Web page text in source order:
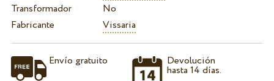
Transformador
No
Fabricante
Vissaria
Envío gratuito Devolución
hasta 14 días.